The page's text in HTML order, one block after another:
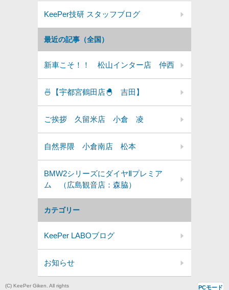
カテゴリー
KeePer LABOブログ
お知らせ
最近の記事（全国）
新車こそ！！ 松山インター店 仲西
🍜【宇都宮鶴田店🐣 吉田】
ご挨拶 久留米店 小倉 凌
自然界隈 小倉南店 松本
BMW2シリーズにダイヤⅡプレミア
ム （広島観音店：森脇）
KeePer技研 スタッフブログ
(C) KeePer Giken. All rights PCモード